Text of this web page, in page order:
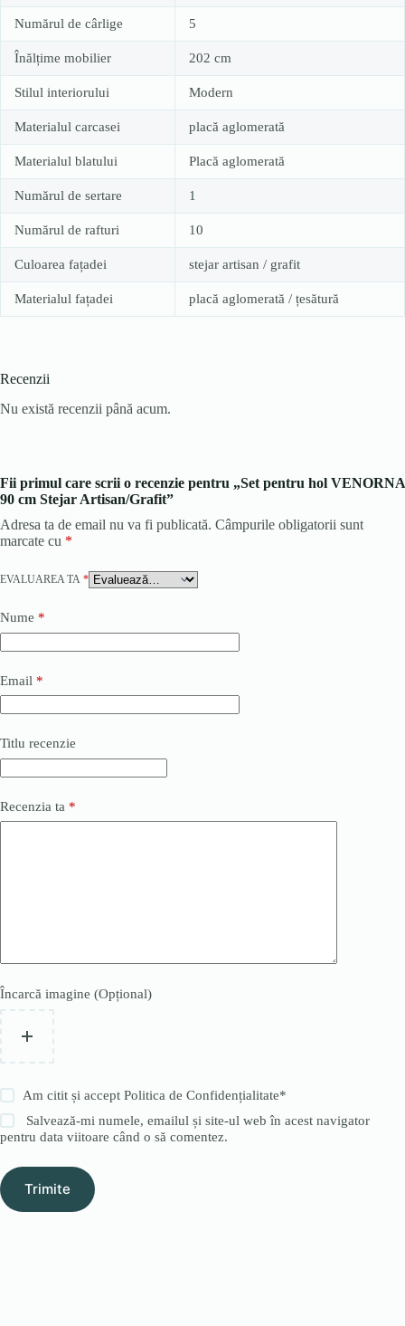
Numărul de cârlige 5
Înălțime mobilier 202 cm
Stilul interiorului Modern
Materialul carcasei placă aglomerată
Materialul blatului Placă aglomerată
Numărul de sertare 1
Numărul de rafturi 10
Culoarea fațadei stejar artisan / grafit
Materialul fațadei placă aglomerată / țesătură
Recenzii
Nu există recenzii până acum.
Fii primul care scrii o recenzie pentru „Set pentru hol VENORNA
90 cm Stejar Artisan/Grafit”
Adresa ta de email nu va fi publicată. Câmpurile obligatorii sunt
marcate cu *
EVALUAREA TA *
Nume *
Email *
Titlu recenzie
Recenzia ta *
Încarcă imagine (Opțional)
Am citit și acceptPolitica de Confidențialitate*
Salvează-mi numele, emailul și site-ul web în acest navigator
pentru data viitoare când o să comentez.
Trimite